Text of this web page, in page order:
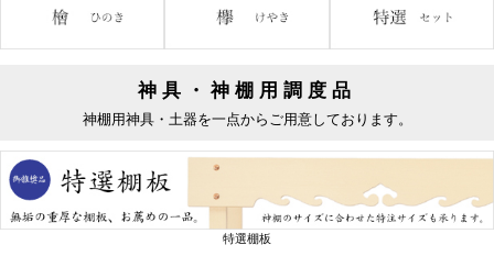
神具・神棚用調度品
神棚用神具・土器を一点からご用意しております。
特選棚板